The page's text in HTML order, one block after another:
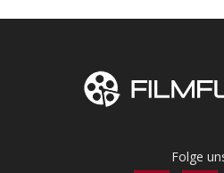
Folge